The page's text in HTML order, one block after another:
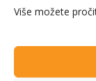
Više možete